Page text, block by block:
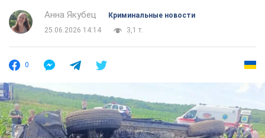
Анна Якубец
Криминальные новости
25.06.2026 14:14
3,1 т.
0